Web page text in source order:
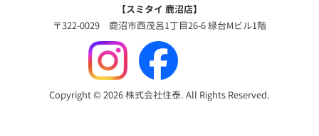
【スミタイ 鹿沼店】
〒322-0029 鹿沼市西茂呂1丁目26-6 緑台Mビル1階
Copyright © 2026 株式会社住泰. All Rights Reserved.